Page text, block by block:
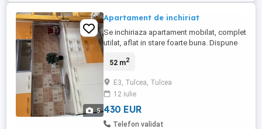
5
Apartament de inchiriat
Se inchiriaza apartament mobilat, complet
utilat, aflat in stare foarte buna. Dispune
E3, pe strada 1848. Ideal pentru persoane
facilitatile din zona. Disponibil pentru
mutare imediata incepand cu data de
24.07.2026. Pentru ...
52 m2
E3, Tulcea, Tulcea
12 iulie
430 EUR
Telefon validat